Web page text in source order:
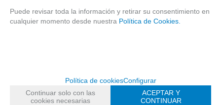
Boquilleros
Cañas
Estuches Guardacañas
Estuches Instrumento
Puede revisar toda la información y retirar su consentimiento en
cualquier momento desde nuestra Política de Cookies.
Política de cookiesConfigurar
Continuar solo con las
cookies necesarias
ACEPTAR Y
CONTINUAR